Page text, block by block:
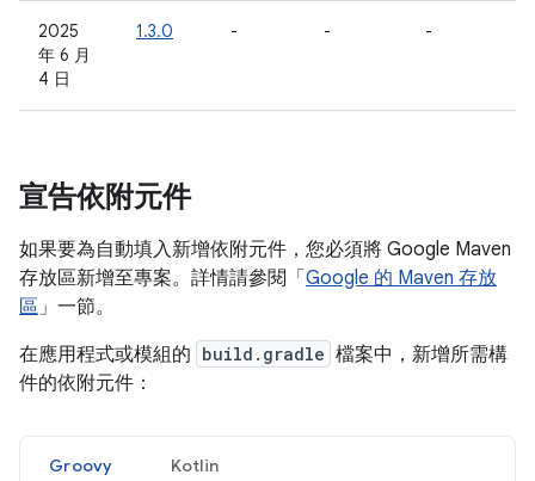
2025
年 6 月
4 日
1.3.0 - - -
宣告依附元件
如果要為自動填入新增依附元件，您必須將 Google Maven
存放區新增至專案。詳情請參閱「 Google 的 Maven 存放
區」一節。
在應用程式或模組的 build.gradle 檔案中，新增所需構
件的依附元件：
Groovy Kotlin